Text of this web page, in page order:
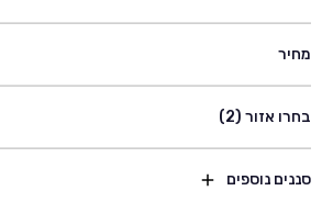
מחיר
בחרו אזור (2)
סננים נוספים